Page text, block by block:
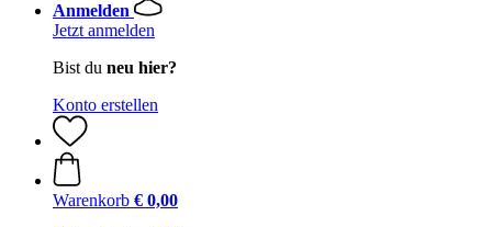
Anmelden
Jetzt anmelden
Bist du neu hier?
Konto erstellen
Warenkorb € 0,00